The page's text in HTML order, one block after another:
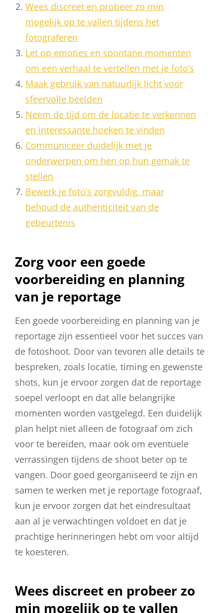
Wees discreet en probeer zo min
mogelijk op te vallen tijdens het
fotograferen
Let op emoties en spontane momenten
om een verhaal te vertellen met je foto’s
Maak gebruik van natuurlijk licht voor
sfeervolle beelden
Neem de tijd om de locatie te verkennen
en interessante hoeken te vinden
Communiceer duidelijk met je
onderwerpen om hen op hun gemak te
stellen
Bewerk je foto’s zorgvuldig, maar
behoud de authenticiteit van de
gebeurtenis
Zorg voor een goede
voorbereiding en planning
van je reportage
Een goede voorbereiding en planning van je
reportage zijn essentieel voor het succes van
de fotoshoot. Door van tevoren alle details te
bespreken, zoals locatie, timing en gewenste
shots, kun je ervoor zorgen dat de reportage
soepel verloopt en dat alle belangrijke
momenten worden vastgelegd. Een duidelijk
plan helpt niet alleen de fotograaf om zich
voor te bereiden, maar ook om eventuele
verrassingen tijdens de shoot beter op te
vangen. Door goed georganiseerd te zijn en
samen te werken met je reportage fotograaf,
kun je ervoor zorgen dat het eindresultaat
aan al je verwachtingen voldoet en dat je
prachtige herinneringen hebt om voor altijd
te koesteren.
Wees discreet en probeer zo
min mogelijk op te vallen